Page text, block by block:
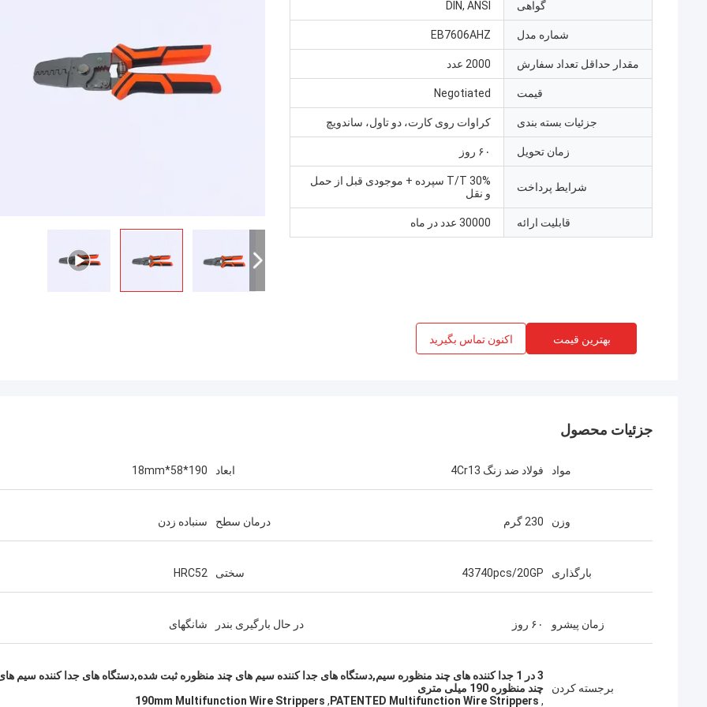
گواهی DIN, ANSI
شماره مدل EB7606AHZ
مقدار حداقل تعداد سفارش 2000 عدد
قیمت Negotiated
جزئیات بسته بندی کراوات روی کارت، دو تاول، ساندویچ
زمان تحویل ۶۰ روز
شرایط پرداخت
T/T 30% سپرده + موجودی قبل از حمل
و نقل
قابلیت ارائه 30000 عدد در ماه
بهترین قیمت اکنون تماس بگیرید
جزئیات محصول
مواد فولاد ضد زنگ 4Cr13 ابعاد 190*58*18mm
وزن 230 گرم درمان سطح سنباده زدن
بارگذاری 43740pcs/20GP سختی HRC52
زمان پیشرو ۶۰ روز در حال بارگیری بندر شانگهای
برجسته کردن
3 در 1 جدا کننده های چند منظوره سیم,دستگاه های جدا کننده سیم های چند منظوره ثبت شده,دستگاه های جدا کننده سیم
چند منظوره 190 میلی متری
,
PATENTED Multifunction Wire Strippers
,
190mm Multifunction Wire Strippers